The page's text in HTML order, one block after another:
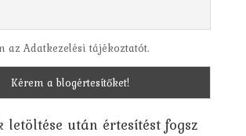
az Adatkezelési tájékoztatót.
letöltése után értesítést fogsz